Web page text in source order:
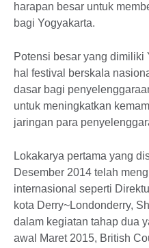
harapan besar untuk
bagi Yogyakarta.
Potensi besar yang dimiliki
hal festival berskala
dasar bagi
untuk meningkatkan
jaringan para
Lokakarya pertama yang
Desember 2014 telah
internasional seperti
kota Derry~Londonderry,
dalam kegiatan tahap dua
awal Maret 2015, British